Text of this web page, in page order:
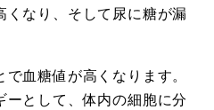
なり、そして尿に糖が漏
血糖値が高くなります。
として、体内の細胞に分